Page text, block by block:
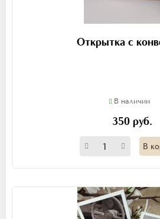
Открытка с
В наличии
350 руб.
В